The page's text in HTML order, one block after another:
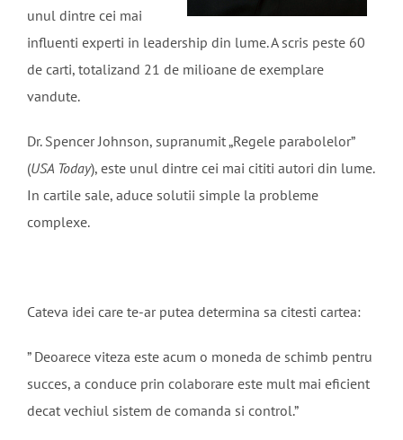
unul dintre cei mai
influenti experti in leadership din lume. A scris peste 60
de carti, totalizand 21 de milioane de exemplare
vandute.
Dr. Spencer Johnson, supranumit „Regele parabolelor”
(USA Today), este unul dintre cei mai cititi autori din lume.
In cartile sale, aduce solutii simple la probleme
complexe.
Cateva idei care te-ar putea determina sa citesti cartea:
” Deoarece viteza este acum o moneda de schimb pentru
succes, a conduce prin colaborare este mult mai eficient
decat vechiul sistem de comanda si control.”